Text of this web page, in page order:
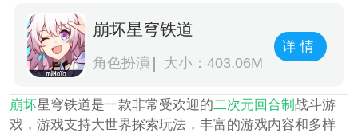
崩坏星穹铁道
角色扮演 大小：403.06M
详情
崩坏星穹铁道是一款非常受欢迎的二次元回合制 战斗游
戏，游戏支持大世界探索玩法，丰富的游戏内容和多样